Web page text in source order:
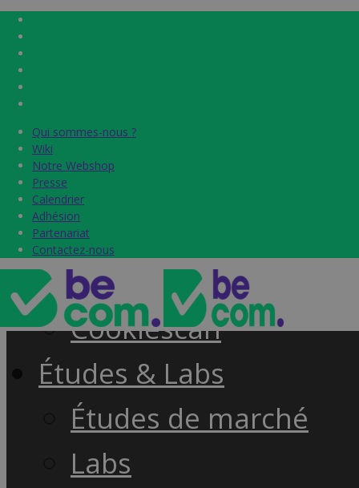
Qui sommes-nous ?
Wiki
Notre Webshop
Presse
Calendrier
Adhésion
Partenariat
Contactez-nous
Qui sommes-nous ?
Wiki
Notre Webshop
Presse
Calendrier
Adhésion
Partenariat
Contactez-nous
Home
Label & audits
Becom Trustmark
Security Scan
Cookiescan
Études & Labs
Études de marché
Labs